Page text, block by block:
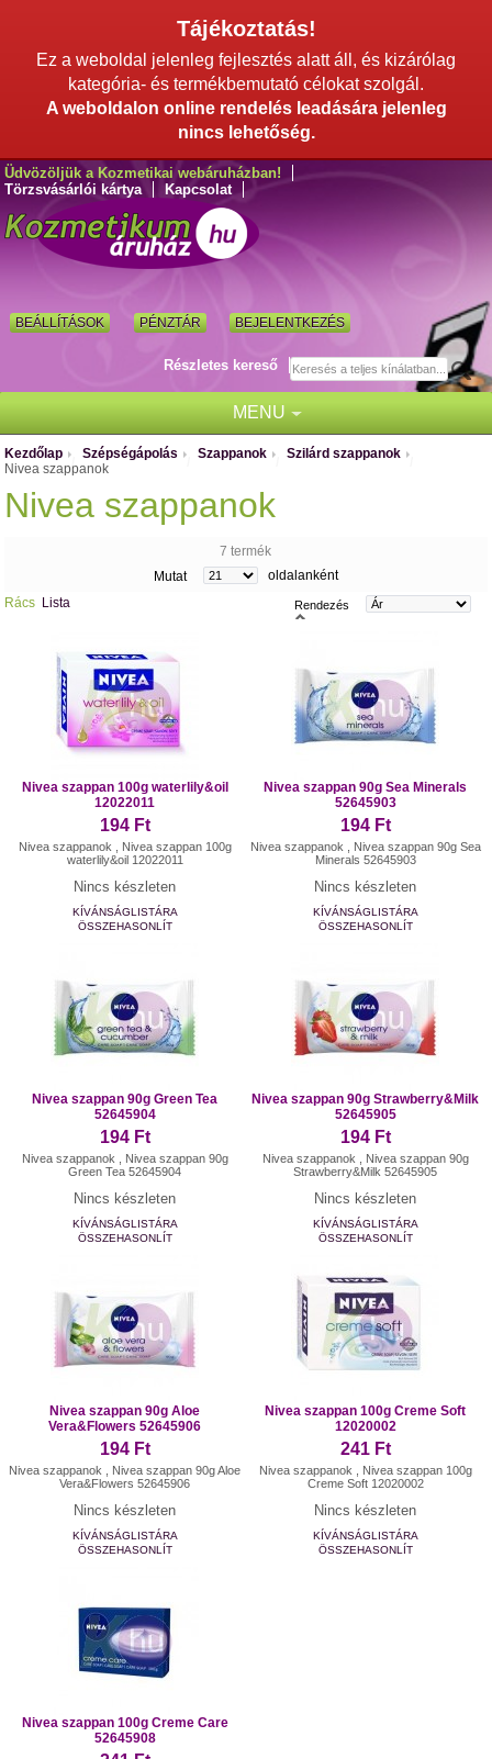
Tájékoztatás!
Ez a weboldal jelenleg fejlesztés alatt áll, és kizárólag
kategória- és termékbemutató célokat szolgál.
A weboldalon online rendelés leadására jelenleg
nincs lehetőség.
Üdvözöljük a Kozmetikai webáruházban!
Törzsvásárlói kártya
Kapcsolat
BEÁLLÍTÁSOK PÉNZTÁR BEJELENTKEZÉS
Részletes kereső
MENU
Kezdőlap Szépségápolás Szappanok Szilárd szappanok
Nivea szappanok
Nivea szappanok
7 termék
Mutat
oldalanként
Rács Lista Rendezés
Nivea szappan 100g waterlily&oil
12022011
194 Ft
Nivea szappanok , Nivea szappan 100g
waterlily&oil 12022011
Nincs készleten
KÍVÁNSÁGLISTÁRA
ÖSSZEHASONLÍT
Nivea szappan 90g Sea Minerals
52645903
194 Ft
Nivea szappanok , Nivea szappan 90g Sea
Minerals 52645903
Nincs készleten
KÍVÁNSÁGLISTÁRA
ÖSSZEHASONLÍT
Nivea szappan 90g Green Tea
52645904
194 Ft
Nivea szappanok , Nivea szappan 90g
Green Tea 52645904
Nincs készleten
KÍVÁNSÁGLISTÁRA
ÖSSZEHASONLÍT
Nivea szappan 90g Strawberry&Milk
52645905
194 Ft
Nivea szappanok , Nivea szappan 90g
Strawberry&Milk 52645905
Nincs készleten
KÍVÁNSÁGLISTÁRA
ÖSSZEHASONLÍT
Nivea szappan 90g Aloe
Vera&Flowers 52645906
194 Ft
Nivea szappanok , Nivea szappan 90g Aloe
Vera&Flowers 52645906
Nincs készleten
KÍVÁNSÁGLISTÁRA
ÖSSZEHASONLÍT
Nivea szappan 100g Creme Soft
12020002
241 Ft
Nivea szappanok , Nivea szappan 100g
Creme Soft 12020002
Nincs készleten
KÍVÁNSÁGLISTÁRA
ÖSSZEHASONLÍT
Nivea szappan 100g Creme Care
52645908